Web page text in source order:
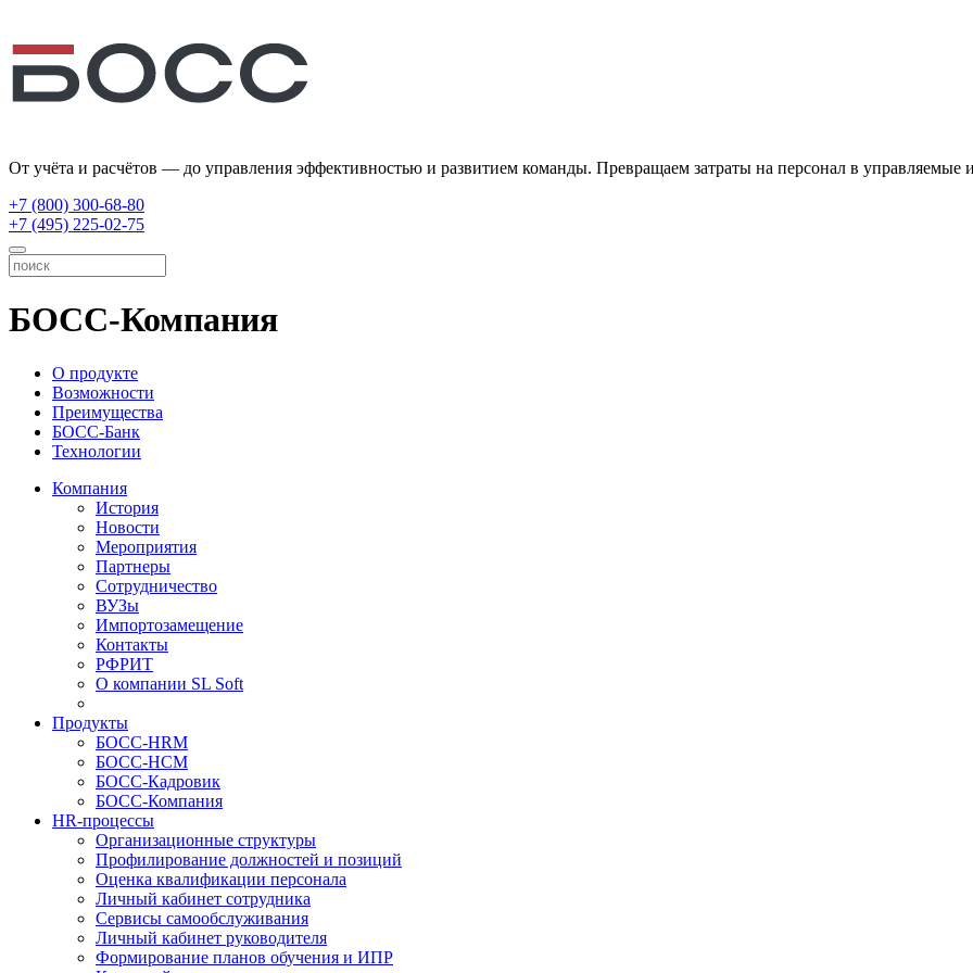
От учёта и расчётов — до управления эффективностью и развитием команды. Превращаем затраты на персонал в управляемые
+7 (800) 300-68-80
+7 (495) 225-02-75
БОСС-Компания
О продукте
Возможности
Преимущества
БОСС-Банк
Технологии
Компания
История
Новости
Мероприятия
Партнеры
Сотрудничество
ВУЗы
Импортозамещение
Контакты
РФРИТ
О компании SL Soft
Продукты
БОСС-HRM
БОСС-HCM
БОСС-Кадровик
БОСС-Компания
HR-процессы
Организационные структуры
Профилирование должностей и позиций
Оценка квалификации персонала
Личный кабинет сотрудника
Сервисы самообслуживания
Личный кабинет руководителя
Формирование планов обучения и ИПР